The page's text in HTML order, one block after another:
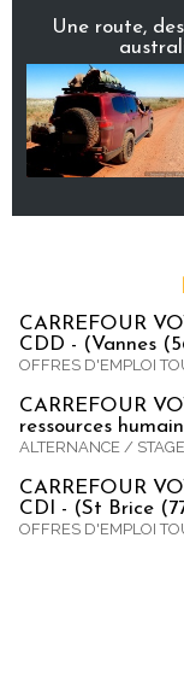
Une route,
CARREFOUR
CDD - (Vannes
OFFRES D'EMPLOI
CARREFOUR
ressources
ALTERNANCE /
CARREFOUR
CDI - (St Brice
OFFRES D'EMPLOI